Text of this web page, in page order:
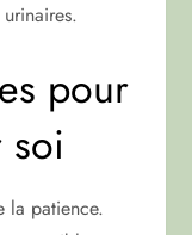
pour
la patience.